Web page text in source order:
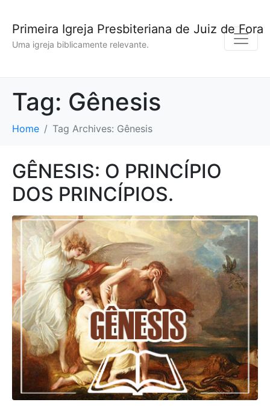
Primeira Igreja Presbiteriana de Juiz de Fora
Uma igreja biblicamente relevante.
Tag: Gênesis
Home Tag Archives: Gênesis
GÊNESIS: O PRINCÍPIO
DOS PRINCÍPIOS.